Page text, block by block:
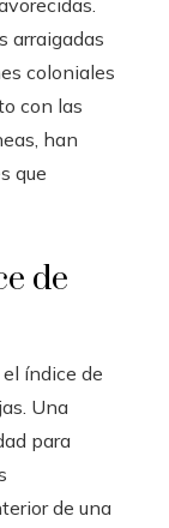
arraigadas
coloniales
con las
han
que
de
índice de
Una
para
de una